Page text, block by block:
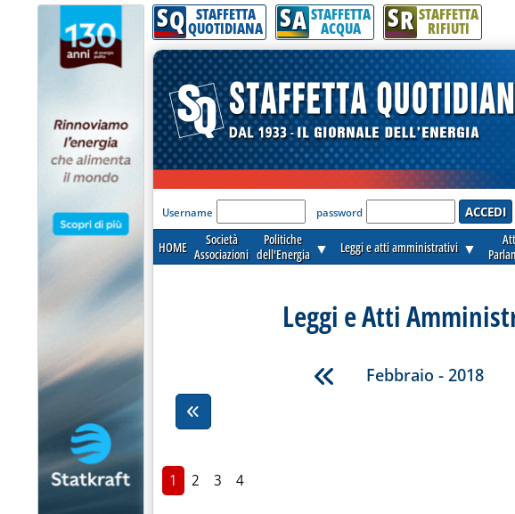
SQ STAFFETTA
QUOTIDIANA SA STAFFETTA
ACQUA SR STAFFETTA
RIFIUTI
'Modulo Login per accedere'
Username password
HOME
Società
Associazioni
Politiche
dell'Energia ▼ Leggi e atti amministrativi ▼
Leggi e Atti
Febbraio - 2018
1 2 3 4